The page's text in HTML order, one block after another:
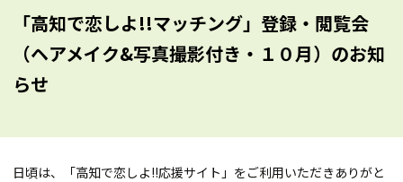
「高知で恋しよ!!マッチング」登録・閲覧会
（ヘアメイク&写真撮影付き・１０月）のお知
らせ
日頃は、「高知で恋しよ!!応援サイト」をご利用いただきありがと